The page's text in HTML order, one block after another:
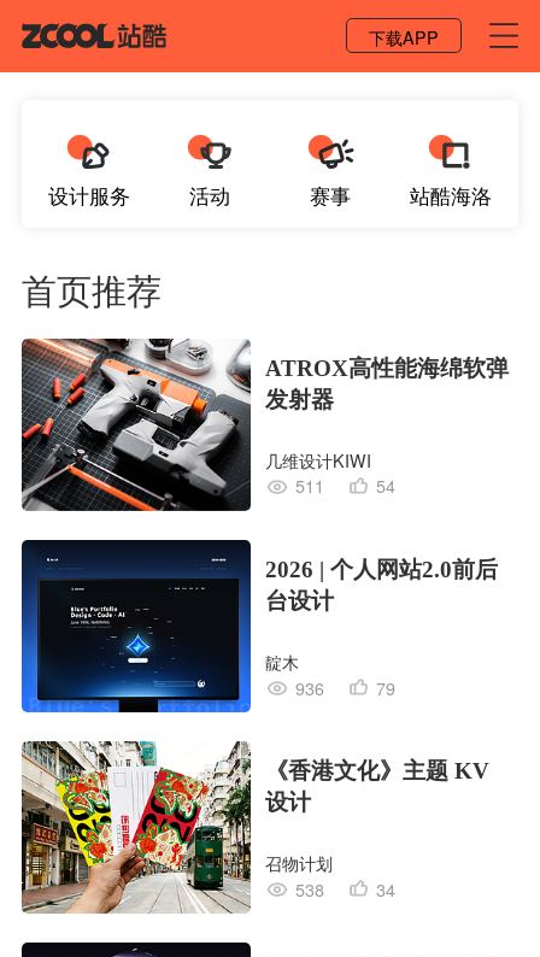
下载APP
设计服务 活动 赛事 站酷海洛
首页推荐
ATROX高性能海绵软弹
发射器
几维设计KIWI
511
54
2026 | 个人网站2.0前后
台设计
靛木
936
79
《香港文化》主题 KV
设计
召物计划
538
34